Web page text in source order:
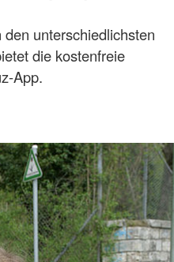
unterschiedlichsten
die kostenfreie
App.